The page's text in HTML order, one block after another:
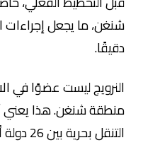
شنغن، ما يجعل إجراءات
دقيقًا.
النرويج ليست عضوًا في
منطقة شنغن. هذا يعني أن
التنقل بحرية بين 26 دولة أوروبية بتأشيرة واحدة.